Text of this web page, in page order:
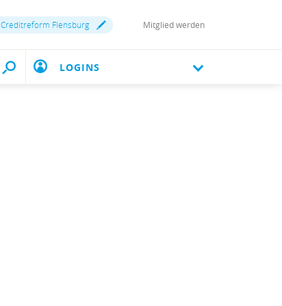
Creditreform Flensburg Mitglied werden
LOGINS